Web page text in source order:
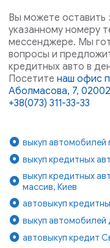
Вы можете оставить
указанному номеру
мессенджере. Мы
вопросы и
кредитных авто в
Посетитенаш офис
Аболмасова, 7, 02002
+38(073) 311-33-33
выкуп автомобилей
выкуп кредитных
выкуп кредитных
массив, Киев
автовыкуп
выкуп автомобилей
автовыкуп кредит